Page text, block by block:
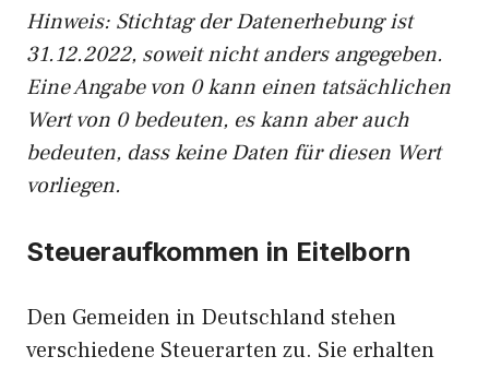
Hinweis: Stichtag der Datenerhebung ist
31.12.2022, soweit nicht anders angegeben.
Eine Angabe von 0 kann einen tatsächlichen
Wert von 0 bedeuten, es kann aber auch
bedeuten, dass keine Daten für diesen Wert
vorliegen.
Steueraufkommen in Eitelborn
Den Gemeiden in Deutschland stehen
verschiedene Steuerarten zu. Sie erhalten